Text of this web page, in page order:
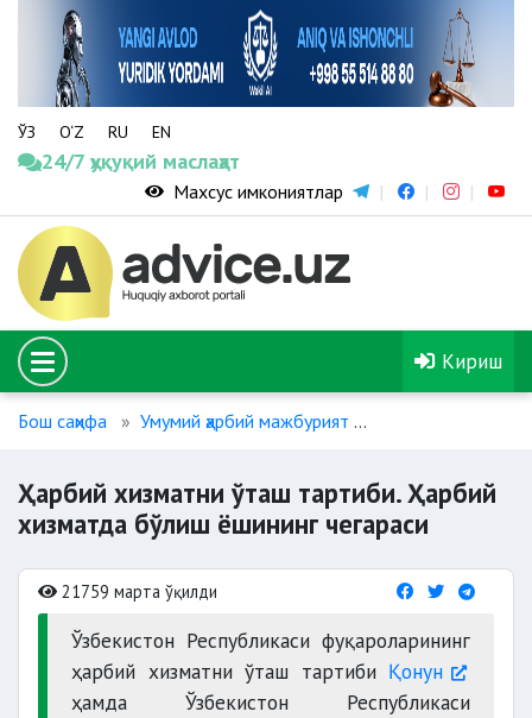
ЎЗ O‘Z RU EN
24/7 ҳуқуқий маслаҳат
Махсус имкониятлар
Кириш
Бош саҳифа Умумий ҳарбий мажбурият
Ҳарбий хизматни ўташ тартиби. Ҳарбий
хизматда бўлиш ёшининг чегараси
21759 марта ўқилди
Ўзбекистон Республикаси фуқароларининг
ҳарбий хизматни ўташ тартиби Қонун
ҳамда Ўзбекистон Республикаси